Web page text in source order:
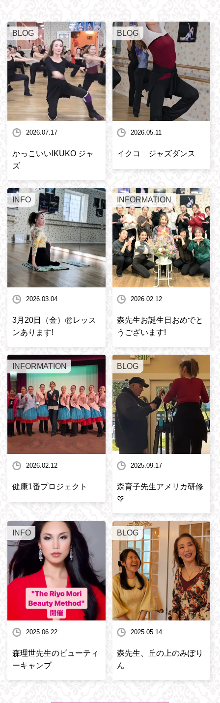
BLOG
2026.07.17
かっこいいIKUKO ジャ
ズ
BLOG
2026.05.11
イクコ ジャズダンス
INFO
2026.03.04
3月20日（金）㊗️レッス
ンあります!
INFORMATION
2026.02.12
森先生お誕生日おめでと
うございます!
INFORMATION
2026.02.12
健康1番プロジェクト
BLOG
2025.09.17
森育子先生アメリカ研修
🩷
INFO
2025.06.22
森理世先生のビューティ
ーキャンプ
BLOG
2025.05.14
森先生、丘の上のみぽり
ん